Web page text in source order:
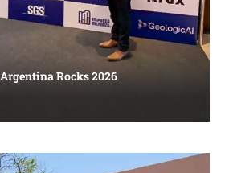
Rocks 2026